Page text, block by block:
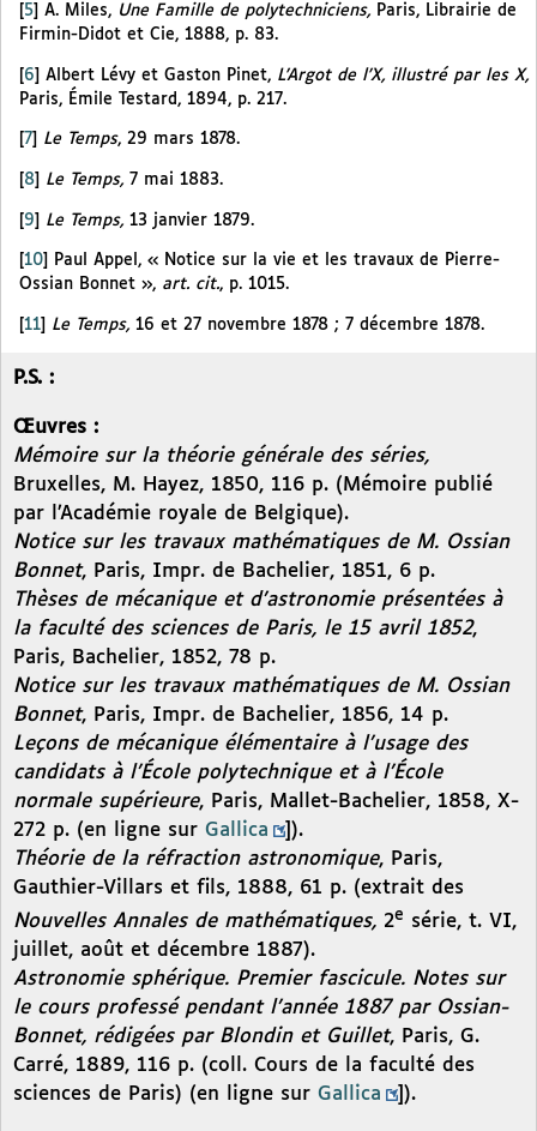
5 A. Miles, Une Famille de polytechniciens, Paris, Librairie de
Firmin-Didot et Cie, 1888, p. 83.
[6] Albert Lévy et Gaston Pinet, L’Argot de l’X, illustré par les X,
Paris, Émile Testard, 1894, p. 217.
7 Le Temps, 29 mars 1878.
8 Le Temps, 7 mai 1883.
[9] Le Temps, 13 janvier 1879.
10
Paul Appel, « Notice sur la vie et les travaux de Pierre-
Ossian Bonnet », art. cit., p. 1015.
[11] Le Temps, 16 et 27 novembre 1878 ; 7 décembre 1878.
P.S. :
Œuvres :
Mémoire sur la théorie générale des séries,
Bruxelles, M. Hayez, 1850, 116 p. (Mémoire publié
par l’Académie royale de Belgique).
Notice sur les travaux mathématiques de M. Ossian
Bonnet, Paris, Impr. de Bachelier, 1851, 6 p.
Thèses de mécanique et d’astronomie présentées à
la faculté des sciences de Paris, le 15 avril 1852,
Paris, Bachelier, 1852, 78 p.
Notice sur les travaux mathématiques de M. Ossian
Bonnet, Paris, Impr. de Bachelier, 1856, 14 p.
Leçons de mécanique élémentaire à l’usage des
candidats à l’École polytechnique et à l’École
normale supérieure, Paris, Mallet-Bachelier, 1858, X-
272 p. (en ligne sur Gallica
]).
Théorie de la réfraction astronomique, Paris,
Gauthier-Villars et fils, 1888, 61 p. (extrait des
Nouvelles Annales de mathématiques, 2e série, t. VI,
juillet, août et décembre 1887).
Astronomie sphérique. Premier fascicule. Notes sur
le cours professé pendant l’année 1887 par Ossian-
Bonnet, rédigées par Blondin et Guillet, Paris, G.
Carré, 1889, 116 p. (coll. Cours de la faculté des
sciences de Paris) (en ligne sur Gallica ]).